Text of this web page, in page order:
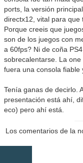
ports, la versión
directx12, vital para que
Porque creeis que
son de los juegos con
a 60fps? Ni de coña
sobrecalentarse. La
fuera una consola fiable
Tenía ganas de decirlo.
presentación está ahí,
eco) pero ahí está.
Los comentarios de la